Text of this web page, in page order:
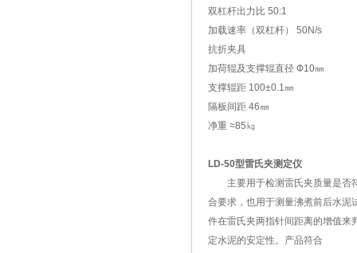
双杠杆出力比 50:1
加载速率（双杠杆） 50N/s
抗折夹具
加荷辊及支撑辊直径 Ф10㎜
支撑辊距 100±0.1㎜
隔板间距 46㎜
净重 ≈85㎏
LD-50型雷氏夹测定仪
主要用于检测雷氏夹质量是否
合要求，也用于测量沸煮前后水泥
件在雷氏夹两指针间距离的增值来
定水泥的安定性。产品符合